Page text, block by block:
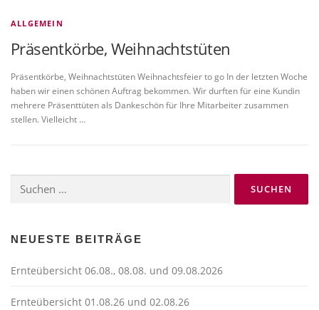
ALLGEMEIN
Präsentkörbe, Weihnachtstüten
Präsentkörbe, Weihnachtstüten Weihnachtsfeier to go In der letzten Woche
haben wir einen schönen Auftrag bekommen. Wir durften für eine Kundin
mehrere Präsenttüten als Dankeschön für Ihre Mitarbeiter zusammen
stellen. Vielleicht …
nach:
NEUESTE BEITRÄGE
Ernteübersicht 06.08., 08.08. und 09.08.2026
Ernteübersicht 01.08.26 und 02.08.26